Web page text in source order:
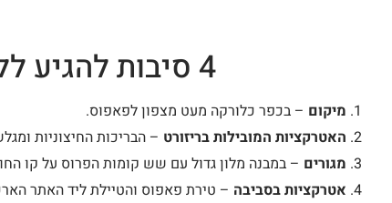
4 סיבות להגיע ללאונרדו לאורה ביץ' והספלאש ריזורט?
מיקום – בכפר כלורקה מעט מצפון לפאפוס.
האטרקציות המובילות בריזורט – הבריכות החיצוניות
מגורים – במבנה מלון גדול עם שש קומות הפרוס על קו
אטרקציות בסביבה – טירת פאפוס והטיילת ליד האתר